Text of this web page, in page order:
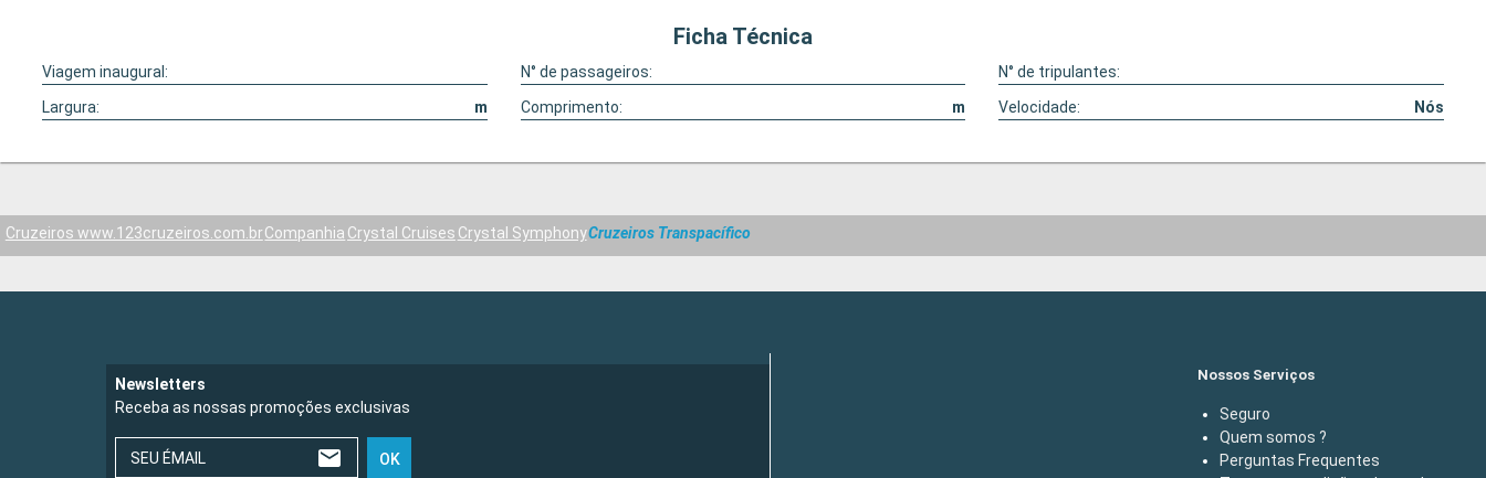
Ficha Técnica
Viagem inaugural: N° de passageiros:
N° de tripulantes:
Largura:
m Comprimento: m Velocidade: Nós
Cruzeiros www.123cruzeiros.com.brCompanhia Crystal Cruises Crystal SymphonyCruzeiros Transpacífico
Newsletters
Receba as nossas promoções exclusivas
SEU ÉMAIL OK
Nossos Serviços
Seguro
Quem somos ?
Perguntas Frequentes